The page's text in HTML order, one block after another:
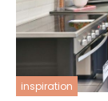
inspiration